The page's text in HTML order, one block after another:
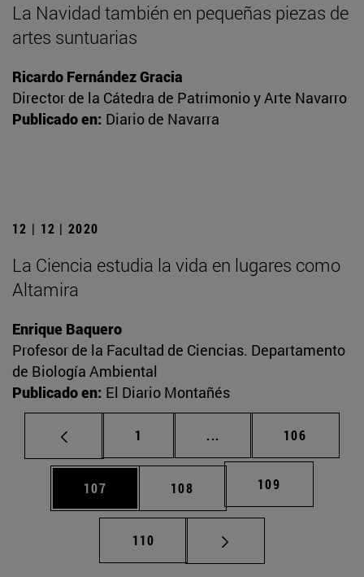
La Navidad también en pequeñas piezas de
artes suntuarias
Ricardo Fernández Gracia
Director de la Cátedra de Patrimonio y Arte Navarro
Publicado en: Diario de Navarra
12 | 12 | 2020
La Ciencia estudia la vida en lugares como
Altamira
Enrique Baquero
Profesor de la Facultad de Ciencias. Departamento
de Biología Ambiental
Publicado en: El Diario Montañés
Página
1 ... Páginas intermedias
Página
106
Página
107 Página
108 Página
109
Página
110